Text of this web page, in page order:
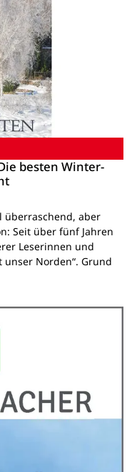
besten Winter-
überraschend, aber
Seit über fünf Jahren
Leserinnen und
unser Norden“. Grund